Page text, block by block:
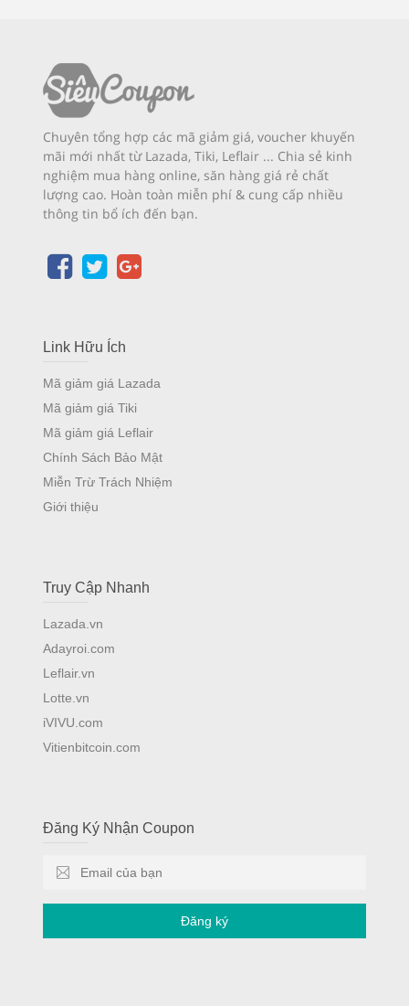
Chuyên tổng hợp các mã giảm giá, voucher khuyến
mãi mới nhất từ Lazada, Tiki, Leflair ... Chia sẻ kinh
nghiệm mua hàng online, săn hàng giá rẻ chất
lượng cao. Hoàn toàn miễn phí & cung cấp nhiều
thông tin bổ ích đến bạn.
Link Hữu Ích
Mã giảm giá Lazada
Mã giảm giá Tiki
Mã giảm giá Leflair
Chính Sách Bảo Mật
Miễn Trừ Trách Nhiệm
Giới thiệu
Truy Cập Nhanh
Lazada.vn
Adayroi.com
Leflair.vn
Lotte.vn
iVIVU.com
Vitienbitcoin.com
Đăng Ký Nhận Coupon
Đăng ký